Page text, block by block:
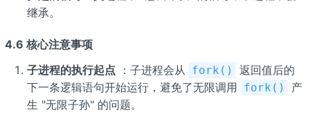
继承。
4.6 核心注意事项
子进程的执行起点 ：子进程会从 fork()
返回值后的
下一条逻辑语句开始运行，避免了无限调用 fork()
产
生 "无限子孙" 的问题。